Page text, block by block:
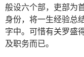
般设六个部，吏部为
身份，将一生经验总
字中。可惜有关罗盛
及职务而已。